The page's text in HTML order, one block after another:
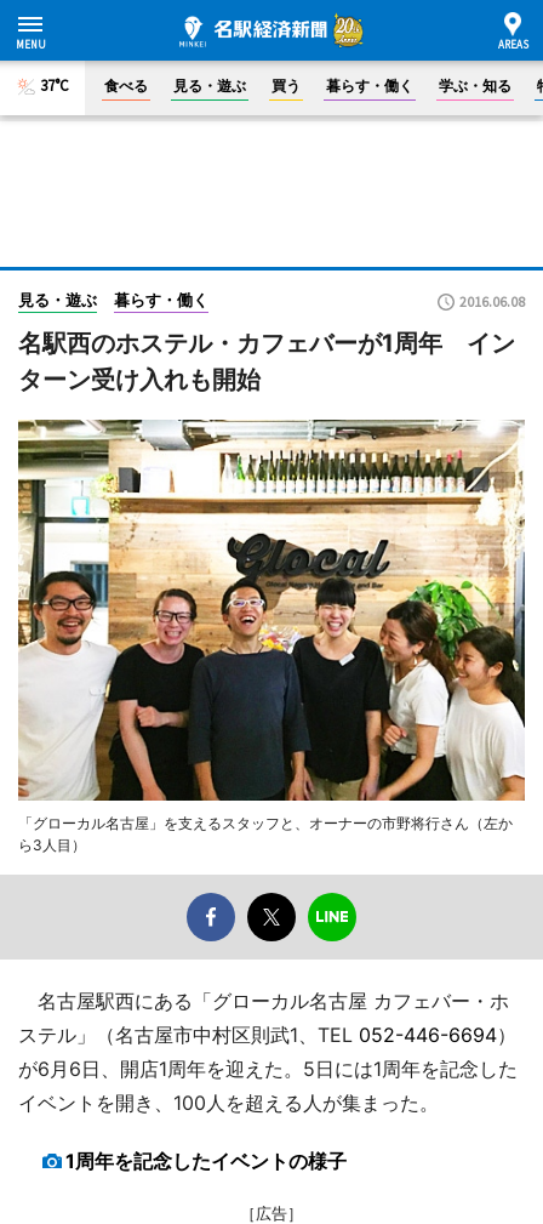
37°C 食べる 見る・遊ぶ 買う 暮らす・働く 学ぶ・知る
見る・遊ぶ 暮らす・働く 2016.06.08
名駅西のホステル・カフェバーが1周年 イン
ターン受け入れも開始
「グローカル名古屋」を支えるスタッフと、オーナーの市野将行さん（左か
ら3人目）
名古屋駅西にある「グローカル名古屋 カフェバー・ホ
ステル」（名古屋市中村区則武1、TEL 052-446-6694）
が6月6日、開店1周年を迎えた。5日には1周年を記念した
イベントを開き、100人を超える人が集まった。
1周年を記念したイベントの様子
［広告］